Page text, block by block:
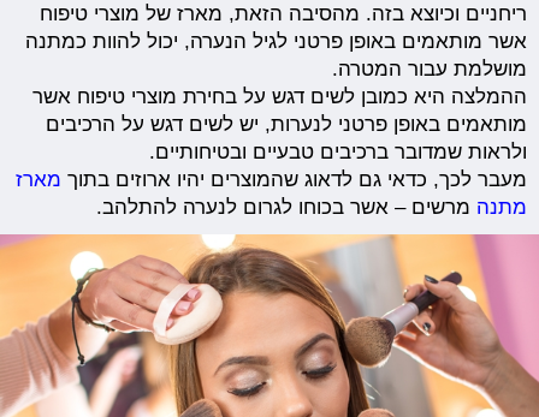
ריחניים וכיוצא בזה. מהסיבה הזאת, מארז של מוצרי טיפוח
אשר מותאמים באופן פרטני לגיל הנערה, יכול להוות כמתנה
מושלמת עבור המטרה.
ההמלצה היא כמובן לשים דגש על בחירת מוצרי טיפוח אשר
מותאמים באופן פרטני לנערות, יש לשים דגש על הרכיבים
ולראות שמדובר ברכיבים טבעיים ובטיחותיים.
מעבר לכך, כדאי גם לדאוג שהמוצרים יהיו ארוזים בתוך מארז
מתנה מרשים – אשר בכוחו לגרום לנערה להתלהב.